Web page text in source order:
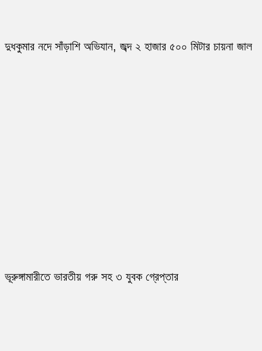
দুধকুমার নদে সাঁড়াশি অভিযান, জব্দ ২ হাজার ৫০০ মিটার চায়না জাল
ভূরুঙ্গামারীতে ভারতীয় গরু সহ ৩ যুবক গ্রেপ্তার